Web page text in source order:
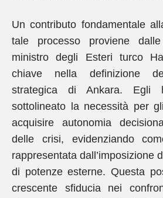
Un contributo fondamentale
tale processo proviene
ministro degli Esteri turco
chiave nella definizione
strategica di Ankara. Egli
sottolineato la necessità per
acquisire autonomia
delle crisi, evidenziando
rappresentata dall’imposizione
di potenze esterne. Questa
crescente sfiducia nei